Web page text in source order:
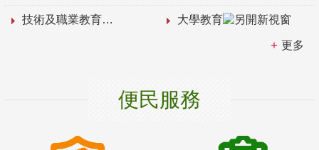
技術及職業教育 大學教育
更多
便民服務